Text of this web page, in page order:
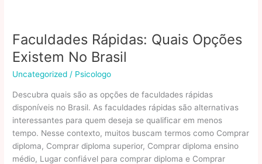
Faculdades Rápidas: Quais Opções
Existem No Brasil
Uncategorized / Psicologo
Descubra quais são as opções de faculdades rápidas
disponíveis no Brasil. As faculdades rápidas são alternativas
interessantes para quem deseja se qualificar em menos
tempo. Nesse contexto, muitos buscam termos como Comprar
diploma, Comprar diploma superior, Comprar diploma ensino
médio, Lugar confiável para comprar diploma e Comprar